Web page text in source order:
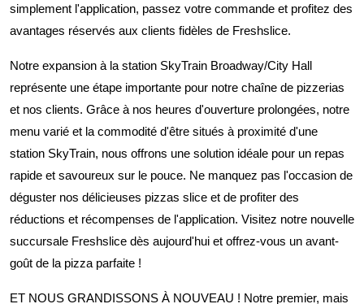
simplement l'application, passez votre commande et profitez des
avantages réservés aux clients fidèles de Freshslice.
Notre expansion à la station SkyTrain Broadway/City Hall
représente une étape importante pour notre chaîne de pizzerias
et nos clients. Grâce à nos heures d'ouverture prolongées, notre
menu varié et la commodité d'être situés à proximité d'une
station SkyTrain, nous offrons une solution idéale pour un repas
rapide et savoureux sur le pouce. Ne manquez pas l'occasion de
déguster nos délicieuses pizzas slice et de profiter des
réductions et récompenses de l'application. Visitez notre nouvelle
succursale Freshslice dès aujourd'hui et offrez-vous un avant-
goût de la pizza parfaite !
ET NOUS GRANDISSONS À NOUVEAU ! Notre premier, mais